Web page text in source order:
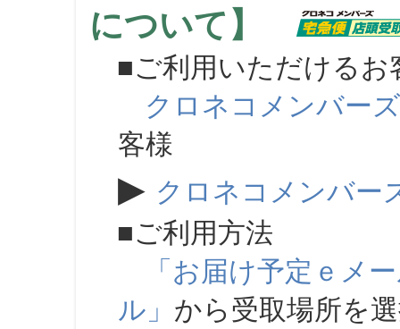
について】
■ご利用いただけるお
クロネコメンバーズ
客様
▶ クロネコメンバー
■ご利用方法
「お届け予定ｅメ
ル」 から受取場所を